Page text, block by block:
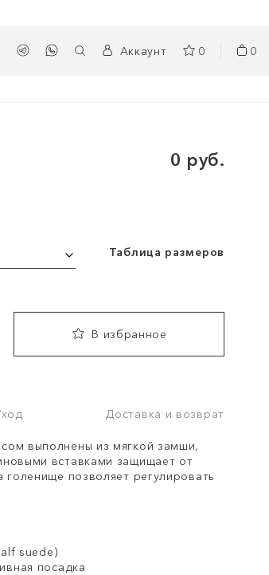
Аккаунт 0 0
0 руб.
Таблица размеров
В избранное
Доставка и возврат
выполнены из мягкой замши,
вставками защищает от
позволяет регулировать
suede)
посадка